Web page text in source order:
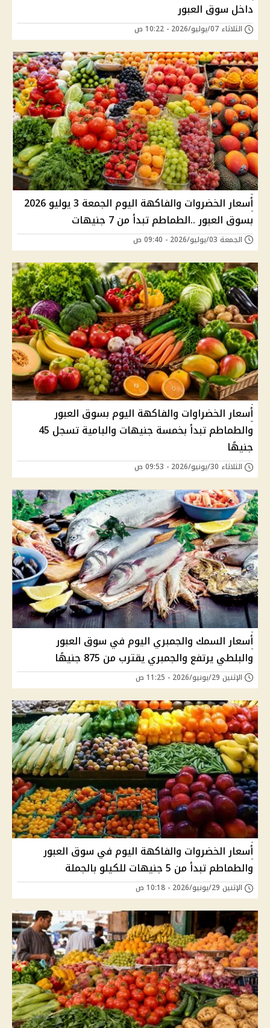
داخل سوق العبور
الثلاثاء 07/يوليو/2026 - 10:22 ص
أسعار الخضروات والفاكهة اليوم الجمعة 3 يوليو 2026
بسوق العبور ..الطماطم تبدأ من 7 جنيهات
الجمعة 03/يوليو/2026 - 09:40 ص
أسعار الخضراوات والفاكهة اليوم بسوق العبور
والطماطم تبدأ بخمسة جنيهات والبامية تسجل 45
جنيهًا
الثلاثاء 30/يونيو/2026 - 09:53 ص
أسعار السمك والجمبري اليوم في سوق العبور
والبلطي يرتفع والجمبري يقترب من 875 جنيهًا
الإثنين 29/يونيو/2026 - 11:25 ص
أسعار الخضروات والفاكهة اليوم في سوق العبور
والطماطم تبدأ من 5 جنيهات للكيلو بالجملة
الإثنين 29/يونيو/2026 - 10:18 ص